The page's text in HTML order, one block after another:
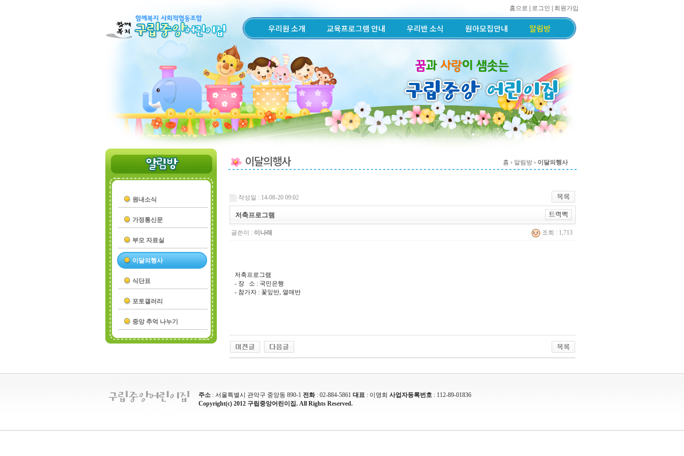
홈으로 로그인 회원가입
우리원 소개 교육프로그램 안내 우리반 소식 원아모집안내 알림방
원내소식
가정통신문
부모 자료실
이달의행사
식단표
포토갤러리
중앙 추억 나누기
이달의행사 홈 › 알림방 › 이달의행사
작성일 : 14-08-20 09:02
저축프로그램
글쓴이 : 이나래 조회 : 1,713
저축프로그램
- 장 소 : 국민은행
- 참가자 : 꽃잎반, 열매반
주소 : 서울특별시 관악구 중앙동 890-1 전화: 02-884-5861 대표 : 이명희 사업자등록번호 : 112-89-01836
Copyright(c) 2012 구립중앙어린이집. All Rights Reserved.